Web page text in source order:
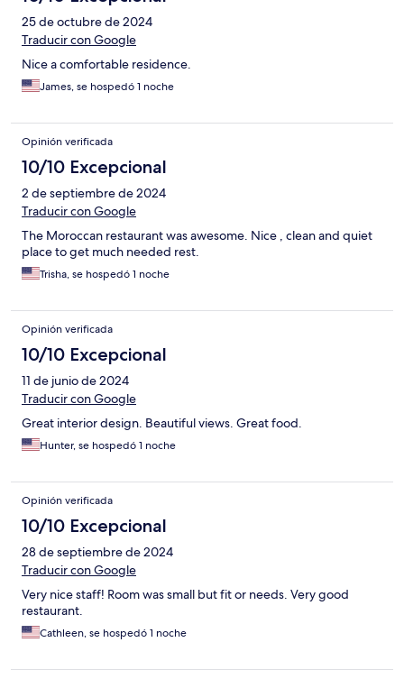
25 de octubre de 2024
Traducir con Google
Nice a comfortable residence.
James, se hospedó 1 noche
Opinión verificada
10/10 Excepcional
2 de septiembre de 2024
Traducir con Google
The Moroccan restaurant was awesome. Nice , clean and quiet
place to get much needed rest.
Trisha, se hospedó 1 noche
Opinión verificada
10/10 Excepcional
11 de junio de 2024
Traducir con Google
Great interior design. Beautiful views. Great food.
Hunter, se hospedó 1 noche
Opinión verificada
10/10 Excepcional
28 de septiembre de 2024
Traducir con Google
Very nice staff! Room was small but fit or needs. Very good
restaurant.
Cathleen, se hospedó 1 noche